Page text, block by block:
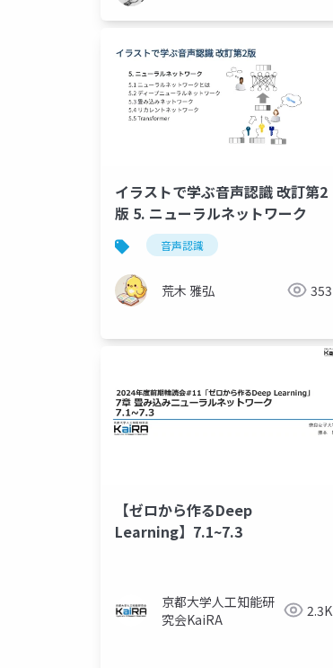
イラストで学ぶ音声認識 改訂第2
版 5. ニューラルネットワーク
音声認識
荒木 雅弘 353
【ゼロから作るDeep
Learning】7.1~7.3
京都大学人工知能研
究会KaiRA
2.3K